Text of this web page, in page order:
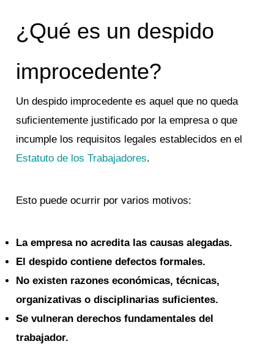
¿Qué es un despido
improcedente?
Un despido improcedente es aquel que no queda
suficientemente justificado por la empresa o que
incumple los requisitos legales establecidos en el
Estatuto de los Trabajadores.
Esto puede ocurrir por varios motivos:
La empresa no acredita las causas alegadas.
El despido contiene defectos formales.
No existen razones económicas, técnicas,
organizativas o disciplinarias suficientes.
Se vulneran derechos fundamentales del
trabajador.